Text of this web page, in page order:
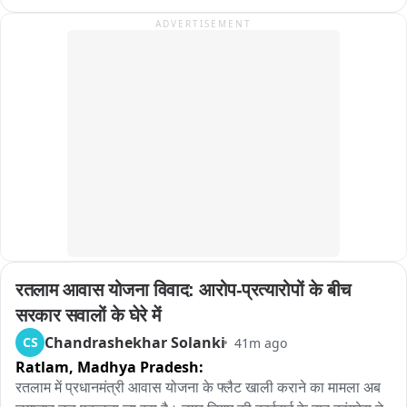
दिक्कतों का सामना करना पड़ रहा है। ADVERTISEMENT
रतलाम आवास योजना विवाद: आरोप-प्रत्यारोपों के बीच
सरकार सवालों के घेरे में
CS Chandrashekhar Solanki 41m ago
Ratlam, Madhya Pradesh:
रतलाम में प्रधानमंत्री आवास योजना के फ्लैट खाली कराने का मामला अब